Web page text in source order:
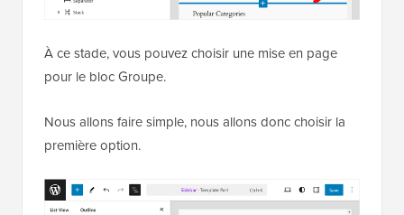
À ce stade, vous pouvez choisir une mise en page
pour le bloc Groupe.
Nous allons faire simple, nous allons donc choisir la
première option.